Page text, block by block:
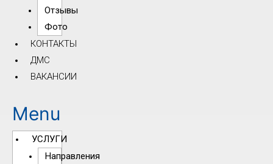
Отзывы
Фото
КОНТАКТЫ
ДМС
ВАКАНСИИ
Menu
УСЛУГИ
Направления